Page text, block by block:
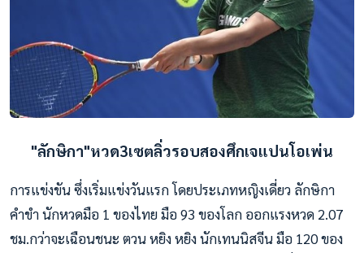
"ลักษิกา"หวด3เซตลิ่วรอบสองศึกเจแปนโอเพ่น
การแข่งขัน ซึ่งเริ่มแข่งวันแรก โดยประเภทหญิงเดี่ยว ลักษิกา
คำขำ นักหวดมือ 1 ของไทย มือ 93 ของโลก ออกแรงหวด 2.07
ชม.กว่าจะเฉือนชนะ ตวน หยิง หยิง นักเทนนิสจีน มือ 120 ของ